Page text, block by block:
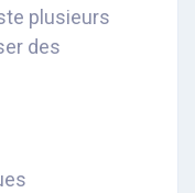
plusieurs
des